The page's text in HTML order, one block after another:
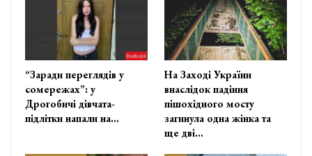
“Заради переглядів у
сомережах”: у
Дрогобичі дівчата-
підлітки напали на…
На Заході України
внаслідок падіння
пішохідного мосту
загинула одна жінка та
ще дві…